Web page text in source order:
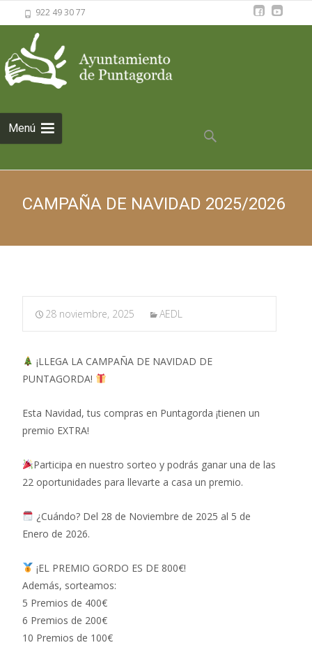
922 49 30 77
Menú
Saltar al
contenido
Buscar:
CAMPAÑA DE NAVIDAD 2025/2026
28 noviembre, 2025 AEDL
¡LLEGA LA CAMPAÑA DE NAVIDAD DE
PUNTAGORDA!
Esta Navidad, tus compras en Puntagorda ¡tienen un
premio EXTRA!
Participa en nuestro sorteo y podrás ganar una de las
22 oportunidades para llevarte a casa un premio.
¿Cuándo? Del 28 de Noviembre de 2025 al 5 de
Enero de 2026.
¡EL PREMIO GORDO ES DE 800€!
Además, sorteamos:
5 Premios de 400€
6 Premios de 200€
10 Premios de 100€